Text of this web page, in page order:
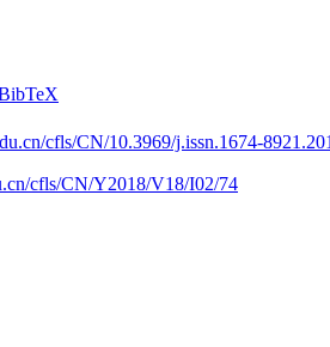
cfls/CN/10.3969/j.issn.1674-
cfls/CN/Y2018/V18/I02/74